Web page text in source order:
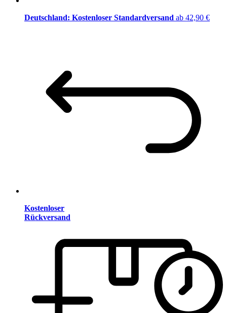
Deutschland: Kostenloser Standardversand ab 42,90 €
Kostenloser
Rückversand